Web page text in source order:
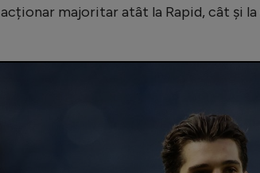
acționar majoritar atât la Rapid, cât și la